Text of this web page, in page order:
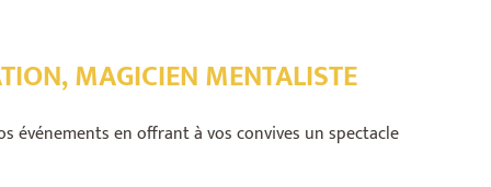
MAGICIEN MENTALISTE
événements en offrant à vos convives un spectacle